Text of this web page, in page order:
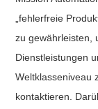
„fehlerfreie
zu gewährleisten,
Dienstleistungen
Weltklasseniveau
kontaktieren.